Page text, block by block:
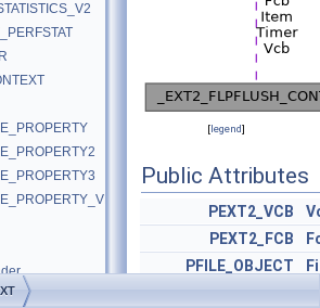
[legend]
Public Attributes
PEXT2_VCB
PEXT2_FCB
PFILE_OBJECT